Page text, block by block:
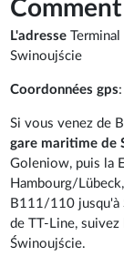
L'adresse
Swinoujście
Coordonnées gps
Si vous venez de
gare maritime de
Goleniow, puis la
Hambourg/
B111/110 jusqu'à
de TT-Line,
Świnoujście.